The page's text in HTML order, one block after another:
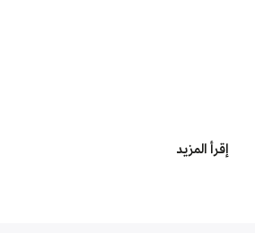
إقرأ المزيد